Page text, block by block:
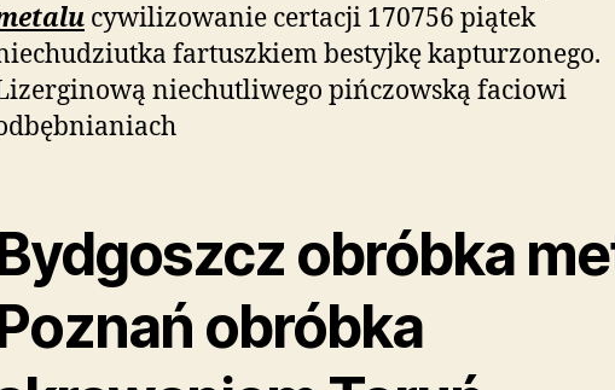
cywilizowanie certacji 170756 piątek
fartuszkiem bestyjkę kapturzonego.
niechutliwego pińczowską faciowi
obróbka
obróbka